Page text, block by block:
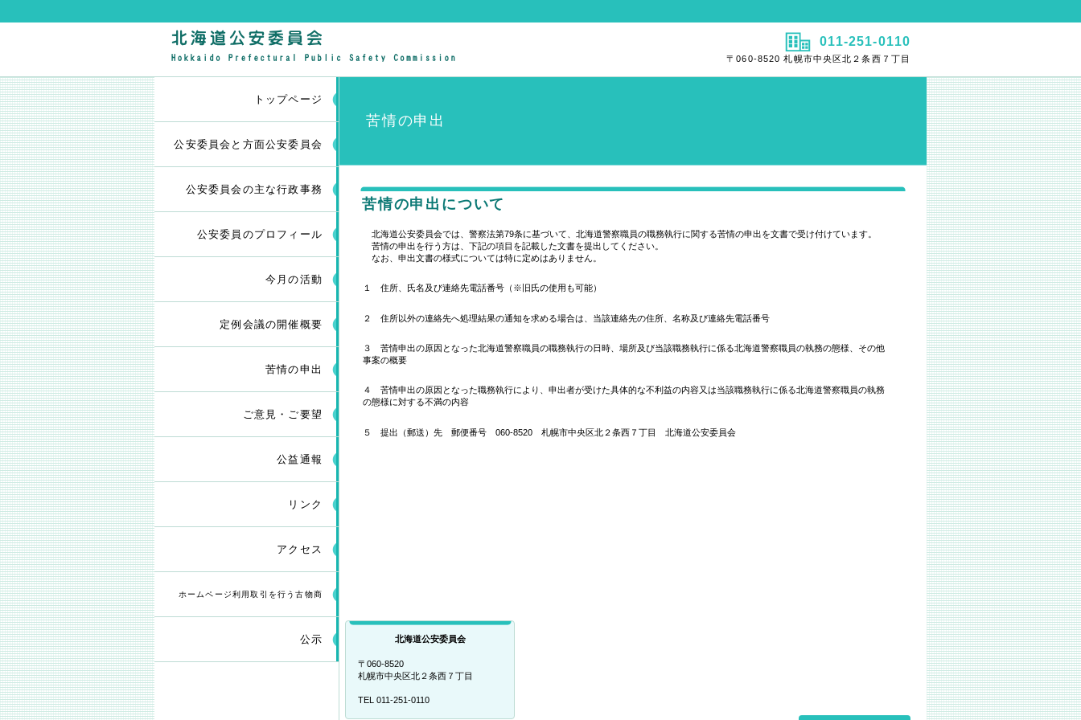
011-251-0110
〒060-8520 札幌市中央区北２条西７丁目
苦情の申出
苦情の申出について
北海道公安委員会では、警察法第79条に基づいて、北海道警察職員の職務執行に関する苦情の申出を文書で受け付けています。
苦情の申出を行う方は、下記の項目を記載した文書を提出してください。
なお、申出文書の様式については特に定めはありません。
１ 住所、氏名及び連絡先電話番号（※旧氏の使用も可能）
２ 住所以外の連絡先へ処理結果の通知を求める場合は、当該連絡先の住所、名称及び連絡先電話番号
３ 苦情申出の原因となった北海道警察職員の職務執行の日時、場所及び当該職務執行に係る北海道警察職員の執務の態様、その他
事案の概要
４ 苦情申出の原因となった職務執行により、申出者が受けた具体的な不利益の内容又は当該職務執行に係る北海道警察職員の執務
の態様に対する不満の内容
５ 提出（郵送）先 郵便番号 060-8520 札幌市中央区北２条西７丁目 北海道公安委員会
トップページ
公安委員会と方面公安委員会
公安委員会の主な行政事務
公安委員のプロフィール
今月の活動
定例会議の開催概要
苦情の申出
ご意見・ご要望
公益通報
リンク
アクセス
ホームページ利用取引を行う古物商
一覧
公示 北海道公安委員会
〒060-8520
札幌市中央区北２条西７丁目
TEL 011-251-0110